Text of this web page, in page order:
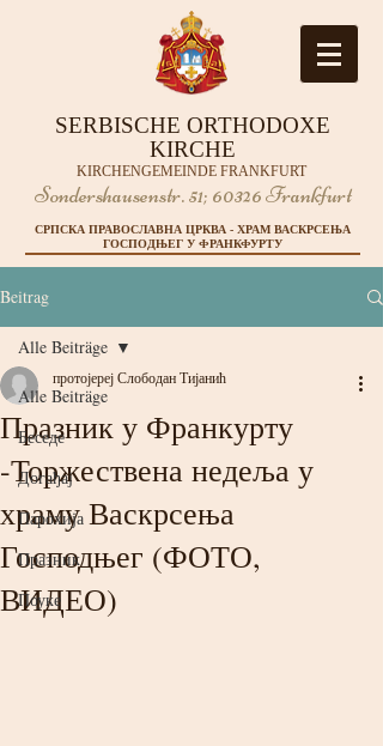
SERBISCHE ORTHODOXE
KIRCHE
KIRCHENGEMEINDE FRANKFURT
Sondershausenstr. 51; 60326 Frankfurt
СРПСКА ПРАВОСЛАВНА ЦРКВА - ХРАМ ВАСКРСЕЊА
ГОСПОДЊЕГ У ФРАНКФУРТУ
Beitrag
Alle Beiträge
Беседе
Догађај
Парохија
Празник
Поуке
Alle Beiträge
Празник у Франкурту
-Торжествена недеља у
храму Васкрсења
Господњег (ФОТО,
ВИДЕО)
протојереј Слободан Тијанић